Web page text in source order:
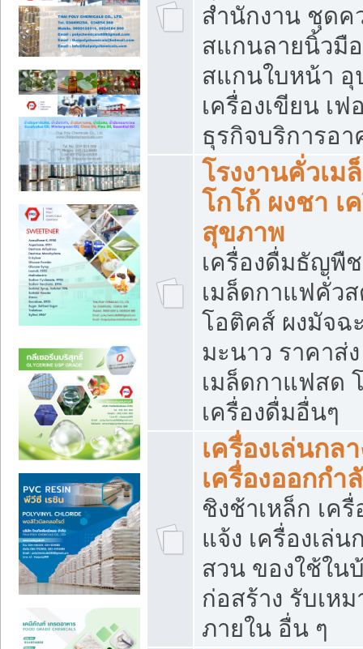
สำนักงาน ชุดค
สแกนลายนิ้วมื
สแกนใบหน้า
เครื่องเขียน เ
ธุรกิจบริการอ
โรงงานคั่วเม
โกโก้ ผงชา เ
สุขภาพ
เครื่องดื่มธัญพื
เมล็ดกาแฟคั่ว
โอติคส์ ผงมัจฉ
มะนาว ราคาส่
เมล็ดกาแฟสด
เครื่องดื่มอื่นๆ
เครื่องเล่นกล
เครื่องออกกำ
ชิงช้าเหล็ก เค
แจ้ง เครื่องเล่น
สวน ของใช้ใน
ก่อสร้าง รับเห
ภายใน อื่น ๆ